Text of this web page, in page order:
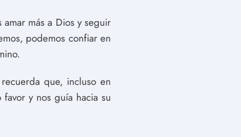
más a Dios y seguir
podemos confiar en
que, incluso en
y nos guía hacia su